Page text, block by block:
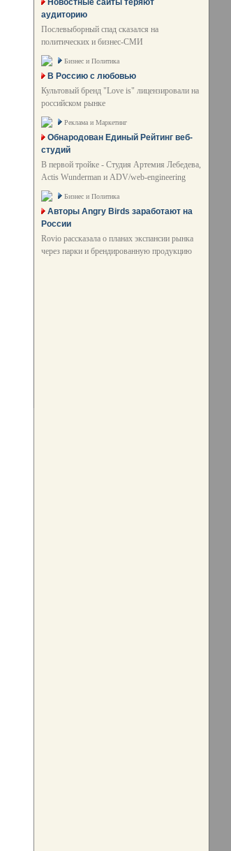
Новостные сайты теряют
аудиторию
Послевыборный спад сказался на
политических и бизнес-СМИ
Бизнес и Политика
В Россию с любовью
Культовый бренд "Love is" лицензировали на
российском рынке
Реклама и Маркетинг
Обнародован Единый Рейтинг веб-
студий
В первой тройке - Студия Артемия Лебедева,
Actis Wunderman и ADV/web-engineering
Бизнес и Политика
Авторы Angry Birds заработают на
России
Rovio рассказала о планах экспансии рынка
через парки и брендированную продукцию